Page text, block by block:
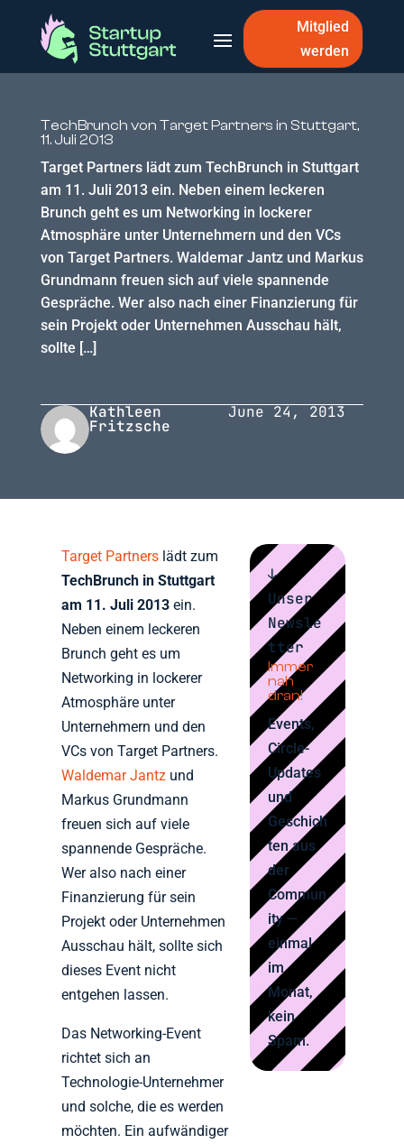
Mitglied
werden
TechBrunch von Target Partners in Stuttgart,
11. Juli 2013
Target Partners lädt zum TechBrunch in Stuttgart
am 11. Juli 2013 ein. Neben einem leckeren
Brunch geht es um Networking in lockerer
Atmosphäre unter Unternehmern und den VCs
von Target Partners. Waldemar Jantz und Markus
Grundmann freuen sich auf viele spannende
Gespräche. Wer also nach einer Finanzierung für
sein Projekt oder Unternehmen Ausschau hält,
sollte […]
Kathleen
Fritzsche
June 24, 2013
Target Partners lädt zum
TechBrunch in Stuttgart
am 11. Juli 2013 ein.
Neben einem leckeren
Brunch geht es um
Networking in lockerer
Atmosphäre unter
Unternehmern und den
VCs von Target Partners.
Waldemar Jantz und
Markus Grundmann
freuen sich auf viele
spannende Gespräche.
Wer also nach einer
Finanzierung für sein
Projekt oder Unternehmen
Ausschau hält, sollte sich
dieses Event nicht
entgehen lassen.
Das Networking-Event
richtet sich an
Technologie-Unternehmer
und solche, die es werden
möchten. Ein aufwändiger
↓
Unser
Newsle
tter
Immer
nah
dran!
Events,
Circle-
Updates
und
Geschich
ten aus
der
Commun
ity —
einmal
im
Monat,
kein
Spam.